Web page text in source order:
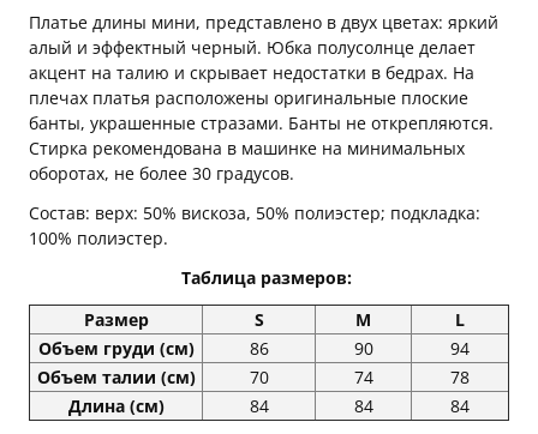
Платье длины мини, представлено в двух цветах: яркий
алый и эффектный черный. Юбка полусолнце делает
акцент на талию и скрывает недостатки в бедрах. На
плечах платья расположены оригинальные плоские
банты, украшенные стразами. Банты не открепляются.
Стирка рекомендована в машинке на минимальных
оборотах, не более 30 градусов.
Состав: верх: 50% вискоза, 50% полиэстер; подкладка:
100% полиэстер.
Таблица размеров:
Размер
S M
L
Объем груди (см)
86 90
94
Объем талии (см)
70 74
78
Длина (см)
84 84 84